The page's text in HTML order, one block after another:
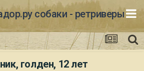
собаки - ретриверы
голден, 12 лет